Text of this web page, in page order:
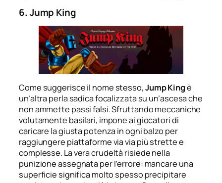
6. Jump King
Come suggerisce il nome stesso,Jump Kingè
un’altra perla sadica focalizzata su un’ascesa che
non ammette passi falsi. Sfruttando meccaniche
volutamente basilari, impone ai giocatori di
caricare la giusta potenza in ogni balzo per
raggiungere piattaforme via via più strette e
complesse. La vera crudeltà risiede nella
punizione assegnata per l’errore: mancare una
superficie significa molto spesso precipitare